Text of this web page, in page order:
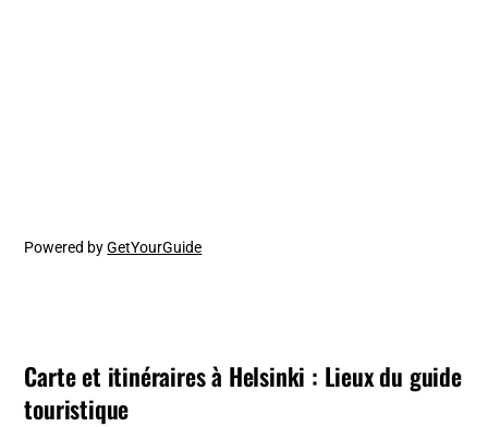
Powered byGetYourGuide
Carte et itinéraires à Helsinki : Lieux du guide
touristique